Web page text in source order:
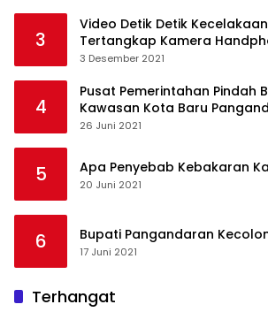
3
Video Detik Detik
Tertangkap Kamera
3 Desember 2021
4
Pusat Pemerintahan Pindah
Kawasan Kota Baru
26 Juni 2021
5 Apa Penyebab Kebakaran
20 Juni 2021
6 Bupati Pangandaran
17 Juni 2021
Terhangat